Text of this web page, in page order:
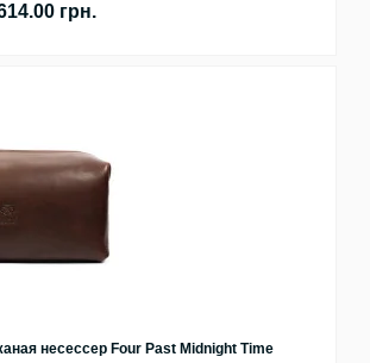
грн.
несессер Four Past Midnight Time